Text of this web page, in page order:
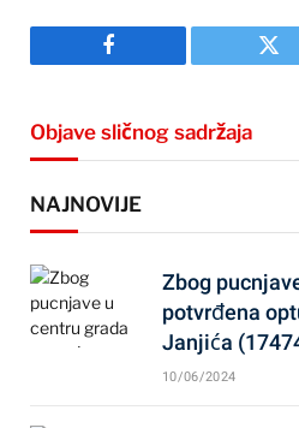
Facebook
Objave sličnog sadržaja
NAJNOVIJE
Zbog
potvrđena
Janjića
10/06/2024